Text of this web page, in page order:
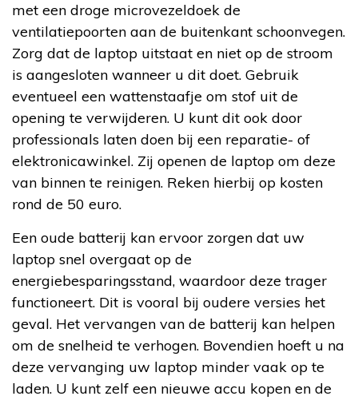
met een droge microvezeldoek de
ventilatiepoorten aan de buitenkant schoonvegen.
Zorg dat de laptop uitstaat en niet op de stroom
is aangesloten wanneer u dit doet. Gebruik
eventueel een wattenstaafje om stof uit de
opening te verwijderen. U kunt dit ook door
professionals laten doen bij een reparatie- of
elektronicawinkel. Zij openen de laptop om deze
van binnen te reinigen. Reken hierbij op kosten
rond de 50 euro.
Een oude batterij kan ervoor zorgen dat uw
laptop snel overgaat op de
energiebesparingsstand, waardoor deze trager
functioneert. Dit is vooral bij oudere versies het
geval. Het vervangen van de batterij kan helpen
om de snelheid te verhogen. Bovendien hoeft u na
deze vervanging uw laptop minder vaak op te
laden. U kunt zelf een nieuwe accu kopen en de